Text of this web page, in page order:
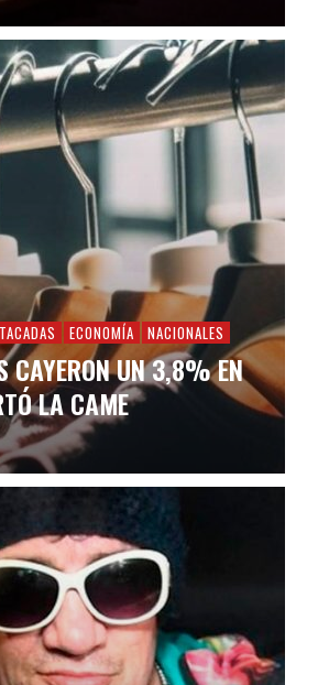
ECONOMÍA NACIONALES
CAYERON UN 3,8% EN
LA CAME